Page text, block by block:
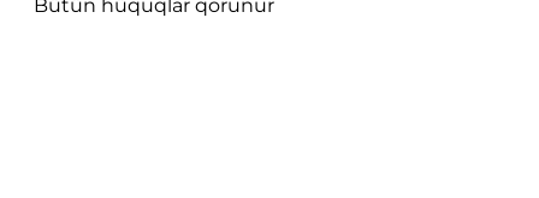
Bütün hüquqlar qorunur